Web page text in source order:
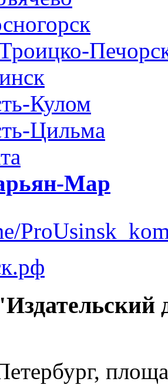
Кулом
Цильма
Мар